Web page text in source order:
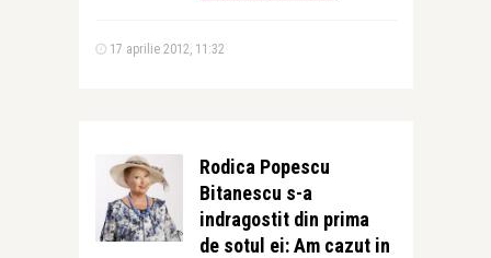
17 aprilie 2012, 11:32
Rodica Popescu
Bitanescu s-a
indragostit din prima
de sotul ei: Am cazut in